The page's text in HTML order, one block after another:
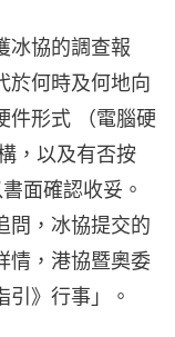
冰協的調查報
於何時及何地向
件形式 （電腦硬
，以及有否按
面確認收妥。
問，冰協提交的
情，港協暨奧委
》行事」。